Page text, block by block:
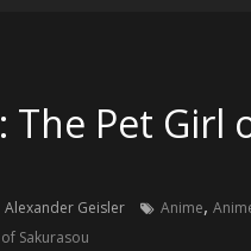
The Pet Girl
Alexander Geisler Anime,
Sakurasou